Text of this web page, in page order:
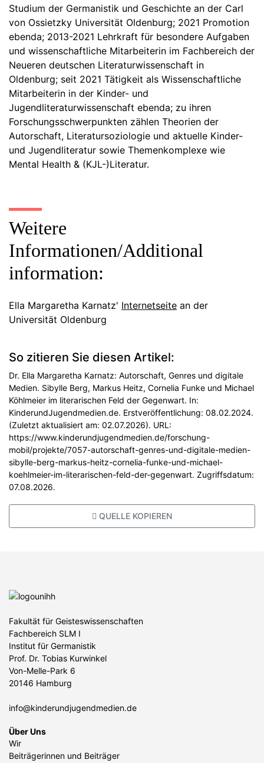
Studium der Germanistik und Geschichte an der Carl
von Ossietzky Universität Oldenburg; 2021 Promotion
ebenda; 2013-2021 Lehrkraft für besondere Aufgaben
und wissenschaftliche Mitarbeiterin im Fachbereich der
Neueren deutschen Literaturwissenschaft in
Oldenburg; seit 2021 Tätigkeit als Wissenschaftliche
Mitarbeiterin in der Kinder- und
Jugendliteraturwissenschaft ebenda; zu ihren
Forschungsschwerpunkten zählen Theorien der
Autorschaft, Literatursoziologie und aktuelle Kinder-
und Jugendliteratur sowie Themenkomplexe wie
Mental Health & (KJL-)Literatur.
Weitere
Informationen/Additional
information:
Ella Margaretha Karnatz' Internetseite an der
Universität Oldenburg
So zitieren Sie diesen Artikel:
Dr. Ella Margaretha Karnatz: Autorschaft, Genres und digitale
Medien. Sibylle Berg, Markus Heitz, Cornelia Funke und Michael
Köhlmeier im literarischen Feld der Gegenwart. In:
KinderundJugendmedien.de. Erstveröffentlichung: 08.02.2024.
(Zuletzt aktualisiert am: 02.07.2026). URL:
https://www.kinderundjugendmedien.de/forschung-
mobil/projekte/7057-autorschaft-genres-und-digitale-medien-
sibylle-berg-markus-heitz-cornelia-funke-und-michael-
koehlmeier-im-literarischen-feld-der-gegenwart. Zugriffsdatum:
07.08.2026.
QUELLE KOPIEREN
Fakultät für Geisteswissenschaften
Fachbereich SLM I
Institut für Germanistik
Prof. Dr. Tobias Kurwinkel
Von-Melle-Park 6
20146 Hamburg
info@kinderundjugendmedien.de
Über Uns
Wir
Beiträgerinnen und Beiträger